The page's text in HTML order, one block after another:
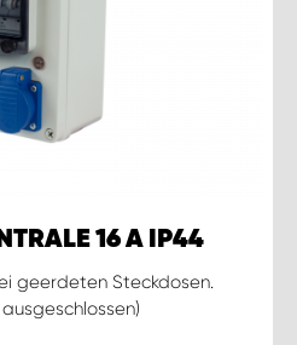
16 A IP44
geerdeten Steckdosen.